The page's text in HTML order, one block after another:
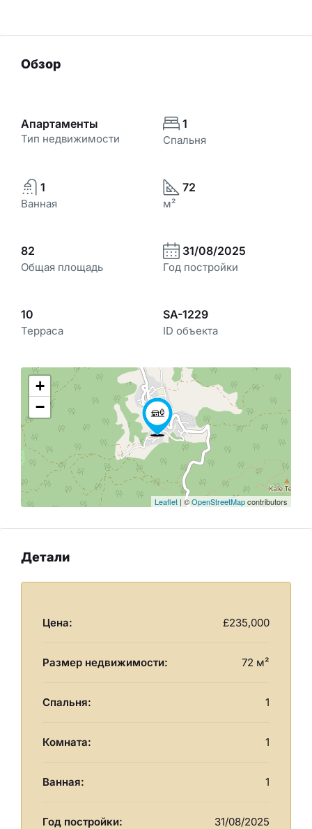
Обзор
Апартаменты
Тип недвижимости
1
Спальня
1
Ванная
72
м²
82
Общая площадь
31/08/2025
Год постройки
10
Терраса
SA-1229
ID объекта
+
−
Leaflet | ©OpenStreetMapcontributors
Детали
Цена: £235,000
Размер недвижимости: 72 м²
Спальня: 1
Комната: 1
Ванная: 1
Год постройки: 31/08/2025